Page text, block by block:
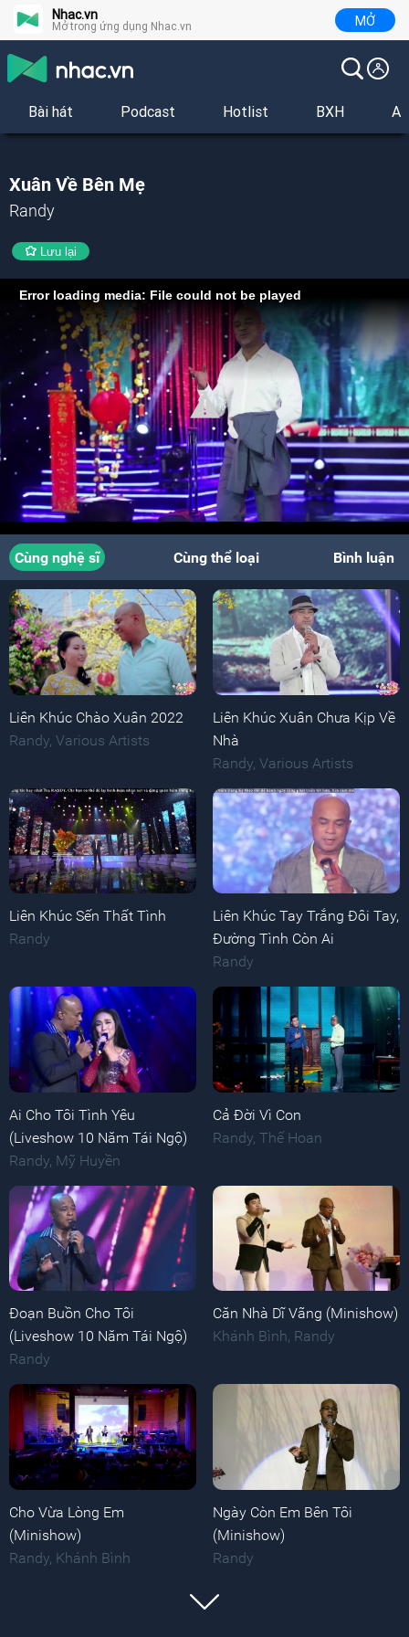
Nhac.vn
Mở trong ứng dụng Nhac.vn MỞ
Bài hát Podcast Hotlist BXH
Xuân Về Bên Mẹ
Randy
Lưu lại
Error loading media: File could not be played
Cùng nghệ sĩ Cùng thể loại Bình luận
Liên Khúc Chào Xuân 2022
Randy Various Artists
Liên Khúc Xuân Chưa Kịp Về
Nhà
Randy, Various Artists
Liên Khúc Sến Thất Tình
Randy
Liên Khúc Tay Trắng Đôi Tay,
Đường Tình Còn Ai
Randy
Ai Cho Tôi Tình Yêu
(Liveshow 10 Năm Tái Ngộ)
Randy Mỹ Huyền
Cả Đời Vì Con
Randy, Thế Hoan
Đoạn Buồn Cho Tôi
(Liveshow 10 Năm Tái Ngộ)
Randy
Căn Nhà Dĩ Vãng (Minishow)
Khánh Bình, Randy
Cho Vừa Lòng Em
(Minishow)
Randy Khánh Bình
Ngày Còn Em Bên Tôi
(Minishow)
Randy